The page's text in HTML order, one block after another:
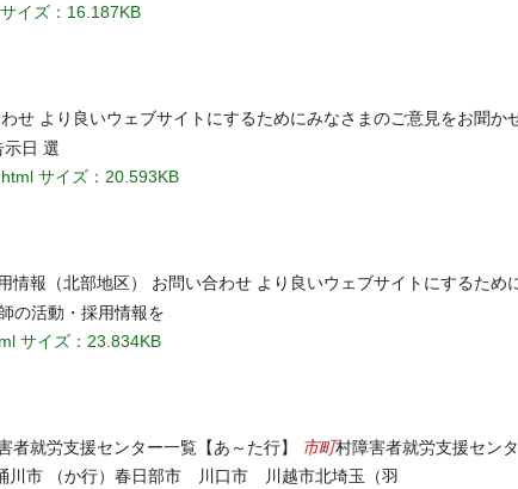
サイズ：16.187KB
せ より良いウェブサイトにするためにみなさまのご意見をお聞か
日 選
サイズ：20.593KB
情報（北部地区） お問い合わせ より良いウェブサイトにするため
の活動・採用情報を
サイズ：23.834KB
者就労支援センター一覧【あ～た行】 市町村障害者就労支援セン
市 （か行）春日部市 川口市 川越市北埼玉（羽